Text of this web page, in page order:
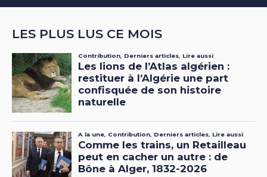
LES PLUS LUS CE MOIS